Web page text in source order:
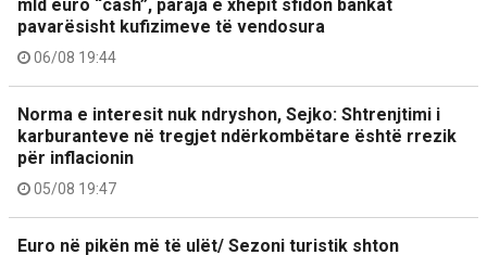
mld euro “cash”, paraja e xhepit sfidon bankat
pavarësisht kufizimeve të vendosura
06/08 19:44
Norma e interesit nuk ndryshon, Sejko: Shtrenjtimi i
karburanteve në tregjet ndërkombëtare është rrezik
për inflacionin
05/08 19:47
Euro në pikën më të ulët/ Sezoni turistik shton